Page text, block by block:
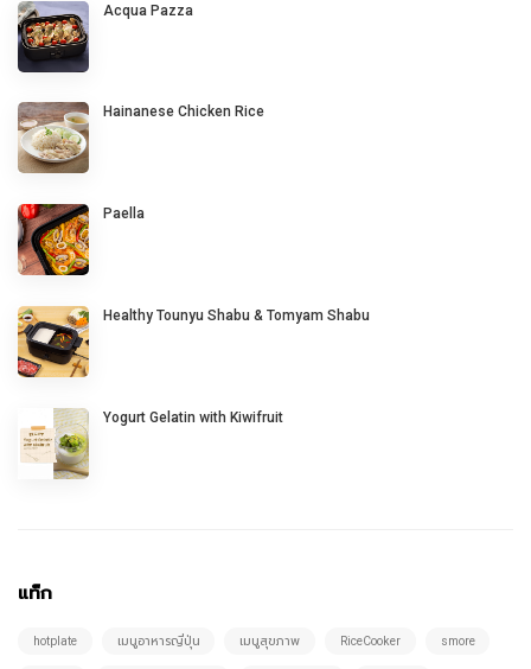
Acqua Pazza
Hainanese Chicken Rice
Paella
Healthy Tounyu Shabu & Tomyam Shabu
Yogurt Gelatin with Kiwifruit
แท็ก
hotplate เมนูอาหารญี่ปุ่น เมนูสุขภาพ RiceCooker smore